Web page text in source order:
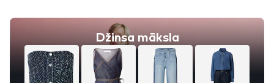
Džinsa māksla